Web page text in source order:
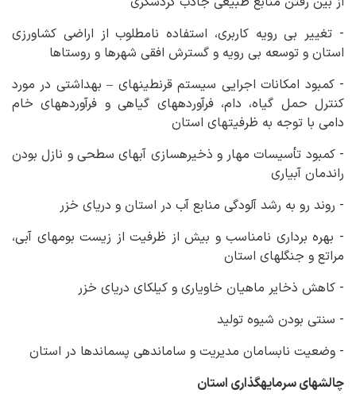
- تغییر بی رویه کاربری، استفاده نامطلوب از اراضی کشاورزی
استان و توسعه بی رویه و گسترش افقی شهرها و روستاها
- کمبود امکانات اجرایی سیستم قرنطینه‏ای – بهداشتی در مورد
کنترل حمل گیاه، دام، فرآورده‏های گیاهی و فرآورده‏های خام
دامی با توجه به ظرفیت‏های استان
- کمبود تأسیسات مهار و ذخیره‏سازی آب‏های سطحی و نازل بودن
راندمان آبیاری
- روند رو به رشد آلودگی منابع آب در استان و دریای خزر
- بهره برداری نامناسب و بیش از ظرفیت از زیست بوم‏های آبی،
مراتع و جنگل‏های استان
- کاهش ذخایر ماهیان خاویاری و کیلکای دریای خزر
- سنتی بودن شیوه تولید
- وضعیت نابسامان مدیریت و ساماندهی پسماندها در استان
چالش‏های سرمایه‏گذاری استان